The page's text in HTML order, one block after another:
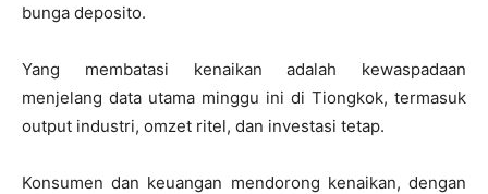
bunga deposito.
Yang membatasi kenaikan adalah kewaspadaan
menjelang data utama minggu ini di Tiongkok, termasuk
output industri, omzet ritel, dan investasi tetap.
Konsumen dan keuangan mendorong kenaikan, dengan